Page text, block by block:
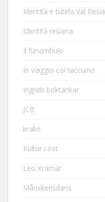
Identità e tutela Val Resia
Identità resiana
Il funambulo
In viaggio col taccuino
Ingrids boktankar
JCB
krakri
Kultur i öst
Leo Kramár
Månskensdans